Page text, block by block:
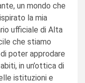
un mondo che
la mia
ufficiale di Alta
che stiamo
poter approdare
in un’ottica di
istituzioni e